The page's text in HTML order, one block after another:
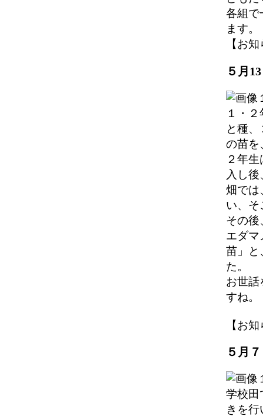
各組で
ます。
【お
５月
１・
と種
の苗を
２年
入し
畑では
い、そ
その後
エダマ
苗」と
た。
お世話
すね
【お
５月
学校田
きを